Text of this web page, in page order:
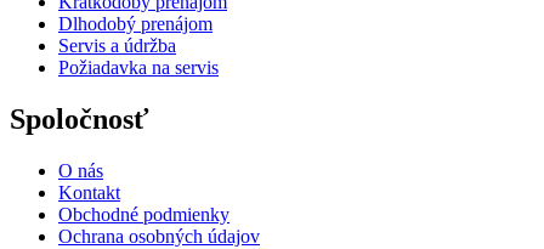
Dlhodobý prenájom
Servis a údržba
Požiadavka na servis
Spoločnosť
O nás
Kontakt
Obchodné podmienky
Ochrana osobných údajov